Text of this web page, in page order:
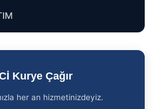
Kurye Çağır
her an hizmetinizdeyiz.